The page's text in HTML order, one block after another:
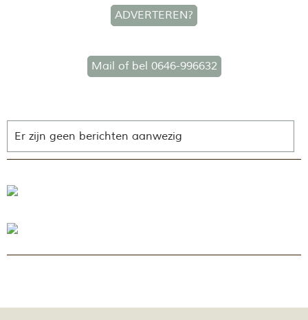
ADVERTEREN?
Mail of bel 0646-996632
Er zijn geen berichten aanwezig